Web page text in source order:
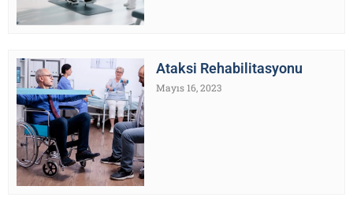
Ataksi Rehabilitasyonu
Mayıs 16, 2023